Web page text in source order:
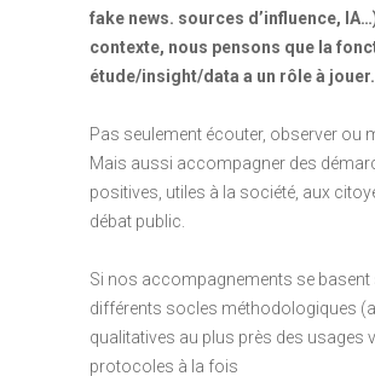
fake news. sources d’influence,
contexte, nous pensons que la
étude/insight/data a un rôle à jouer.
Pas seulement écouter, observer ou
Mais aussi accompagner des
positives, utiles à la société, aux
débat public.
Si nos accompagnements se basent
différents socles méthodologiques
qualitatives au plus près des usages
protocoles à la fois